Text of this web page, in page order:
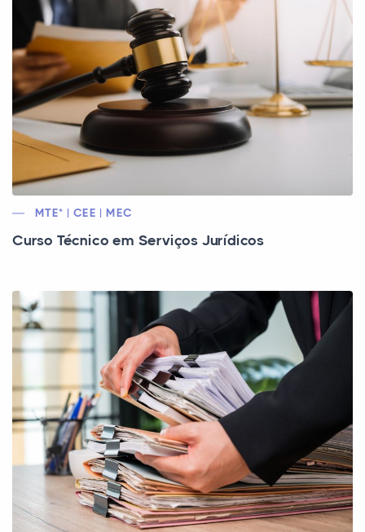
MTE* | CEE | MEC
Curso Técnico em Serviços Jurídicos